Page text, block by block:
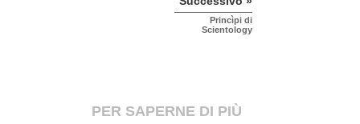
Princìpi di
Scientology
PER SAPERNE DI PIÙ